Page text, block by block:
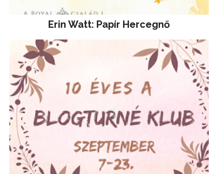
Erin Watt: Papír Hercegnő